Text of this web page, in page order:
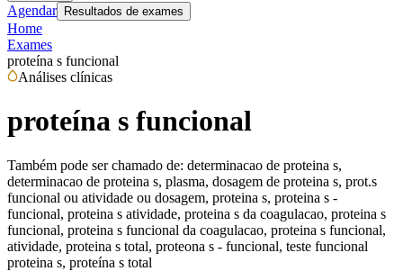
Agendar Resultados de exames
Home
Exames
proteína s funcional
Análises clínicas
proteína s funcional
Também pode ser chamado de: determinacao de proteina s,
determinacao de proteina s, plasma, dosagem de proteina s, prot.s
funcional ou atividade ou dosagem, proteina s, proteina s -
funcional, proteina s atividade, proteina s da coagulacao, proteina s
funcional, proteina s funcional da coagulacao, proteina s funcional,
atividade, proteina s total, proteona s - funcional, teste funcional
proteina s, proteína s total